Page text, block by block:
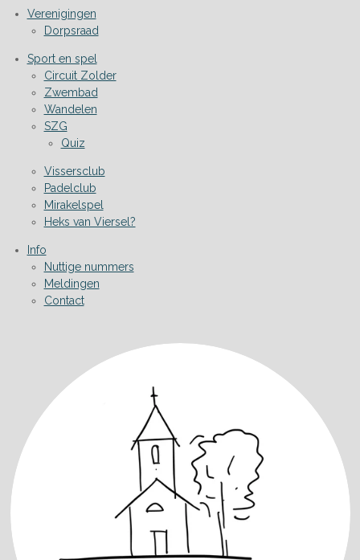
Verenigingen
Dorpsraad
Sport en spel
Circuit Zolder
Zwembad
Wandelen
SZG
Quiz
Vissersclub
Padelclub
Mirakelspel
Heks van Viersel?
Info
Nuttige nummers
Meldingen
Contact